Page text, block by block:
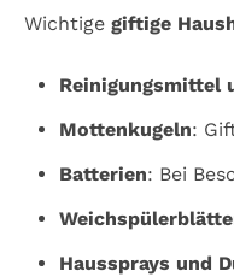
Wichtige giftige
Reinigungsmittel
Mottenkugeln:
Batterien: Bei
Haussprays und